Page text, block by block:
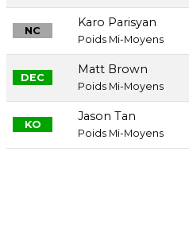
NC
Karo Parisyan
Poids Mi-Moyens
DEC
Matt Brown
Poids Mi-Moyens
KO
Jason Tan
Poids Mi-Moyens